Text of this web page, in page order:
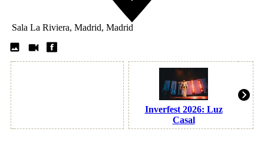
Sala La Riviera, Madrid, Madrid
Inverfest 2026: Luz
Casal